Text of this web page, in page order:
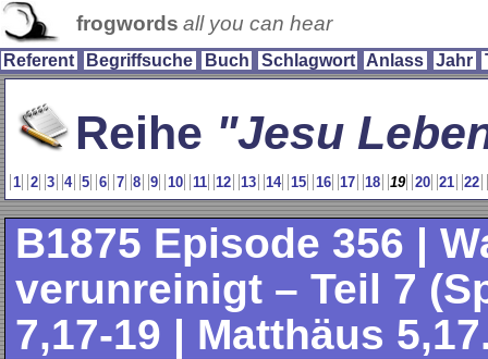
frogwords all you can hear
Referent Begriffsuche Buch Schlagwort Anlass Jahr
Reihe Jesu
1 2 3 4 5 6 7 8 9 10 11 12 13 14 15 16 17 18 19 20 21 22
B1875 Episode 356 |
verunreinigt – Teil 7
7,17-19 | Matthäus